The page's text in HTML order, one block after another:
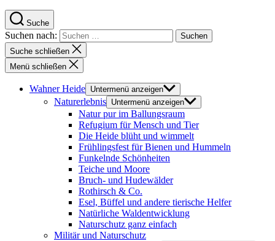
Suche
Suchen nach:
Suche schließen
Menü schließen
Wahner Heide Untermenü anzeigen
Naturerlebnis Untermenü anzeigen
Natur pur im Ballungsraum
Refugium für Mensch und Tier
Die Heide blüht und wimmelt
Frühlingsfest für Bienen und Hummeln
Funkelnde Schönheiten
Teiche und Moore
Bruch- und Hudewälder
Rothirsch & Co.
Esel, Büffel und andere tierische Helfer
Natürliche Waldentwicklung
Naturschutz ganz einfach
Militär und Naturschutz